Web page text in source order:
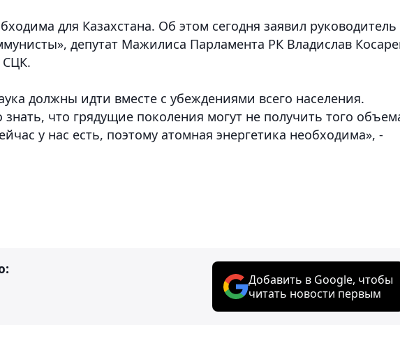
для Казахстана. Об этом сегодня заявил руководитель
депутат Мажилиса Парламента РК Владислав
СЦК.
должны идти вместе с убеждениями всего населения.
что грядущие поколения могут не получить того
у нас есть, поэтому атомная энергетика необходима», -
Добавить в Google, чтобы
читать новости первым